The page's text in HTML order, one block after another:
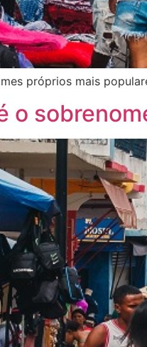
próprios mais
o